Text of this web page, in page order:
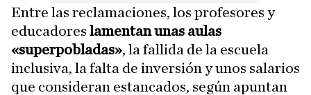
Entre las reclamaciones, los profesores y
educadores lamentan unas aulas
«superpobladas», la fallida de la escuela
inclusiva, la falta de inversión y unos salarios
que consideran estancados, según apuntan